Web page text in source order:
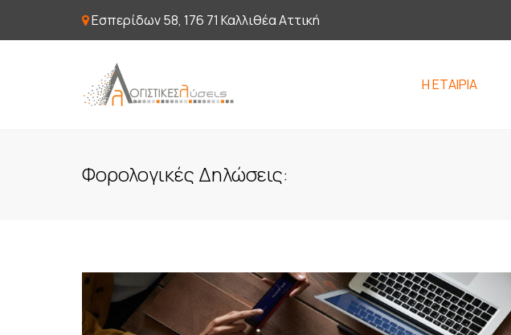
Εσπερίδων 58, 176 71 Καλλιθέα Αττική
Η ΕΤΑΙΡΙΑ
Φορολογικές Δηλώσεις: